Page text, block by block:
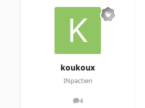
koukoux
INpactien
4
messages